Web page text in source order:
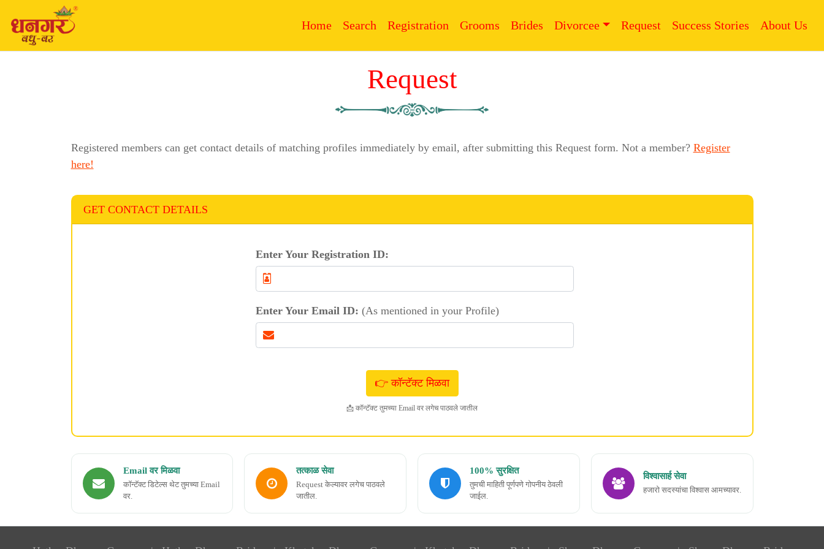
Home Search Registration Grooms Brides Divorcee Request Success Stories About Us
Request
Registered members can get contact details of matching profiles immediately by email, after submitting this Request form. Not a member? Register
here!
GET CONTACT DETAILS
Enter Your Registration ID:
Enter Your Email ID: (As mentioned in your Profile)
📩 कॉन्टॅक्ट तुमच्या Email वर लगेच पाठवले जातील
Email वर मिळवा
कॉन्टॅक्ट डिटेल्स थेट तुमच्या Email
वर.
तत्काळ सेवा
Request केल्यावर लगेच पाठवले
जातील.
100% सुरक्षित
तुमची माहिती पूर्णपणे गोपनीय ठेवली
जाईल.
विश्वासार्ह सेवा
हजारो सदस्यांचा विश्वास आमच्यावर.